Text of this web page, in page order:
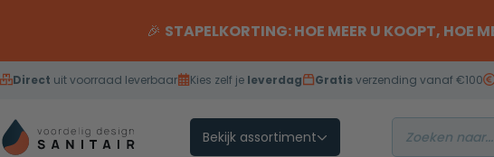
🎉 STAPELKORTING: HOE MEER U KOOPT, HOE
Direct uit voorraad leverbaar Kies zelf je leverdag Gratisverzending vanaf €100
Bekijk assortiment